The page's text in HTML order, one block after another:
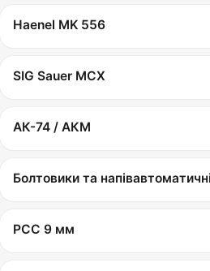
Haenel MK 556
SIG Sauer MCX
АК-74 / АКМ
Болтовики та
PCC 9 мм